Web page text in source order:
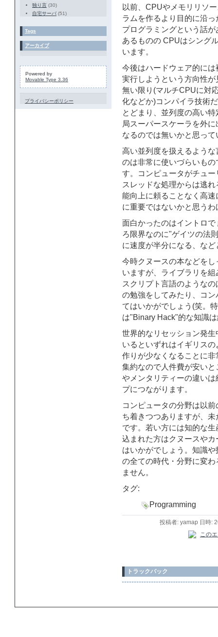
以前、CPUやメモリリソ
ラムを作るより目的に沿
プログラミングという話
あるものの CPUはシング
います。
今後はハードウェア的に
実行しようという方向性
無い限り(マルチCPUに対
化などか)コンパイラ技術
とどまり、並列度の高い
局スーパースケーラを外
なるのでは無いかと思って
高い並列度を扱えるよう
のは非常に使いづらいも
す。コンピュータがチュ
スレッドな処理からは逃
能向上に頼ることなく高
に重要ではないかと思うわ
面白かったのはイントロ
ろ限界なのに"ゲイツの法
に速度が半分になる、な
今時クヌースの本などを
いますが、ライブラリを
スクリプト言語のような
の勉強をしてみたり、コ
てはいかがでしょう(笑。
は"Binary Hack"的な知識
世界的なリセッション発
いるといずれはイギリス
作りが少なくなることに
集約なので人件費が安い
やメンタリティーの違い
プにつながります。
コンピュータの分野は以
ち着きつつありますが、
です。若い方には知的な
込まれた方はクヌースや
はいかがでしょう。知識
の全ての時代・分野に変
ません。
タグ:
Programming
投稿者: yamap 日時:
トラックバック
独り言 (30)
自宅サーバ (51)
Tags
アーカイブ
Powered by
Movable Type 3.36
プライバシーポリシー